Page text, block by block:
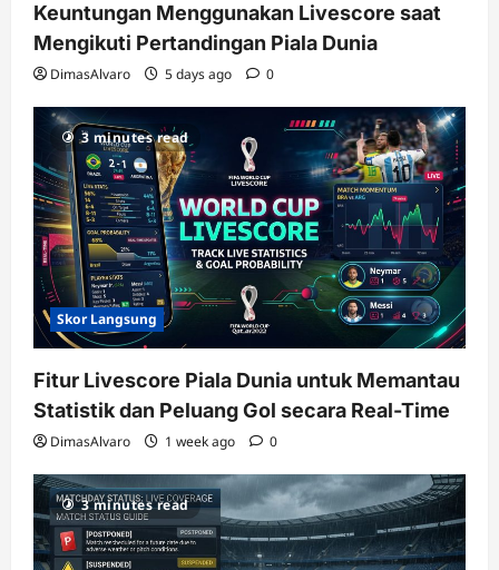
Keuntungan Menggunakan Livescore saat
Mengikuti Pertandingan Piala Dunia
DimasAlvaro 5 days ago 0
3 minutes read
Skor Langsung
Fitur Livescore Piala Dunia untuk Memantau
Statistik dan Peluang Gol secara Real-Time
DimasAlvaro 1 week ago 0
3 minutes read